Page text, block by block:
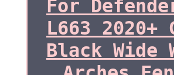
For
L663 2020+
Black Wide